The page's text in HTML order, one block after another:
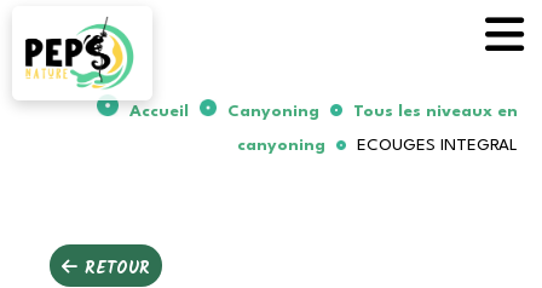
Accueil Canyoning Tous les niveaux en
canyoning ECOUGES INTEGRAL
RETOUR